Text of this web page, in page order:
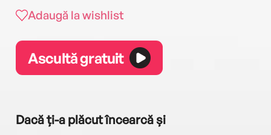
Adaugă la wishlist
Ascultă gratuit
Dacă ți-a plăcut încearcă și